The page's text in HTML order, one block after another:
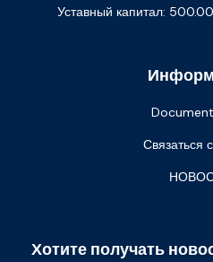
Связаться
Уставный капитал:
Хотите получать